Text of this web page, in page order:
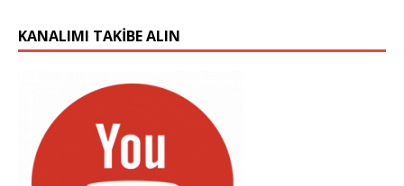
KANALIMI TAKIBE ALIN